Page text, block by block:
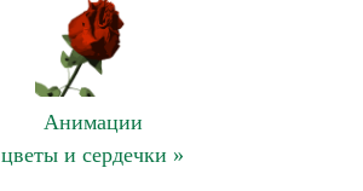
Анимации
цветы и сердечки »